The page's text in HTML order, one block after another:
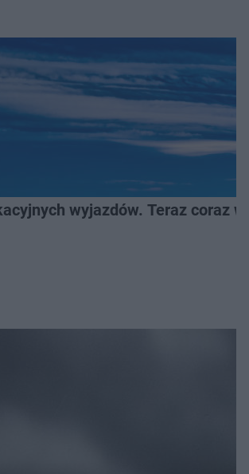
wyjazdów. Teraz coraz